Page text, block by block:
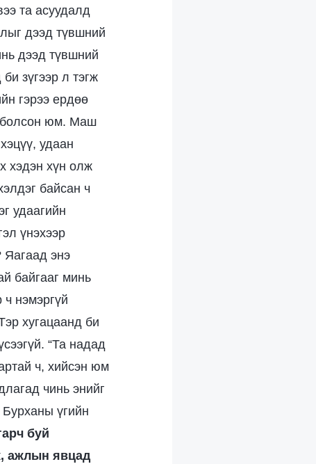
та асуудалд
дээд түвшний
дээд түвшний
зүгээр л тэгж
гэрээ ердөө
болсон юм. Маш
удаан
хэдэн хүн олж
байсан ч
удаагийн
үнэхээр
Яагаад энэ
байгааг минь
нэмэргүй
хугацаанд би
“Та надад
ч, хийсэн юм
чинь энийг
Бурханы үгийн
буй
ажлын явцад